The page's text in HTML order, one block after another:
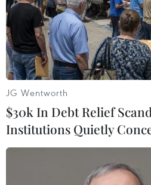
JG Wentworth
$30k In Debt Relief
Institutions Quietly